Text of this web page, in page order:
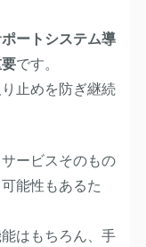
ートシステム導
です。
止めを防ぎ継続
ービスそのもの
能性もあるた
はもちろん、手